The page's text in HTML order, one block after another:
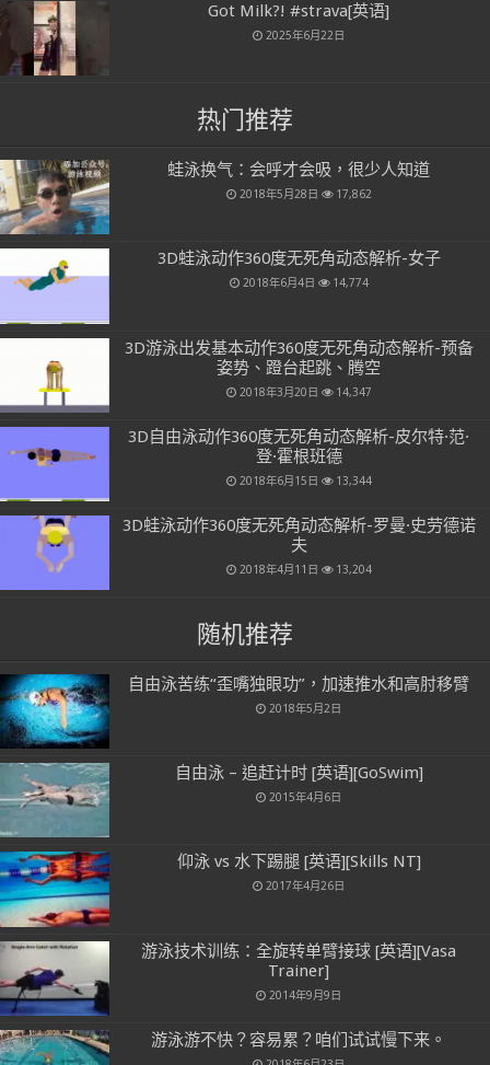
Got Milk?! #strava[英语]
2025年6月22日
热门推荐
蛙泳换气：会呼才会吸，很少人知道
2018年5月28日 17,862
3D蛙泳动作360度无死角动态解析-女子
2018年6月4日 14,774
3D游泳出发基本动作360度无死角动态解析-预备
姿势、蹬台起跳、腾空
2018年3月20日 14,347
3D自由泳动作360度无死角动态解析-皮尔特·范·
登·霍根班德
2018年6月15日 13,344
3D蛙泳动作360度无死角动态解析-罗曼·史劳德诺
夫
2018年4月11日 13,204
随机推荐
自由泳苦练“歪嘴独眼功”，加速推水和高肘移臂
2018年5月2日
自由泳 – 追赶计时 [英语][GoSwim]
2015年4月6日
仰泳 vs 水下踢腿 [英语][Skills NT]
2017年4月26日
游泳技术训练：全旋转单臂接球 [英语][Vasa
Trainer]
2014年9月9日
游泳游不快？容易累？咱们试试慢下来。